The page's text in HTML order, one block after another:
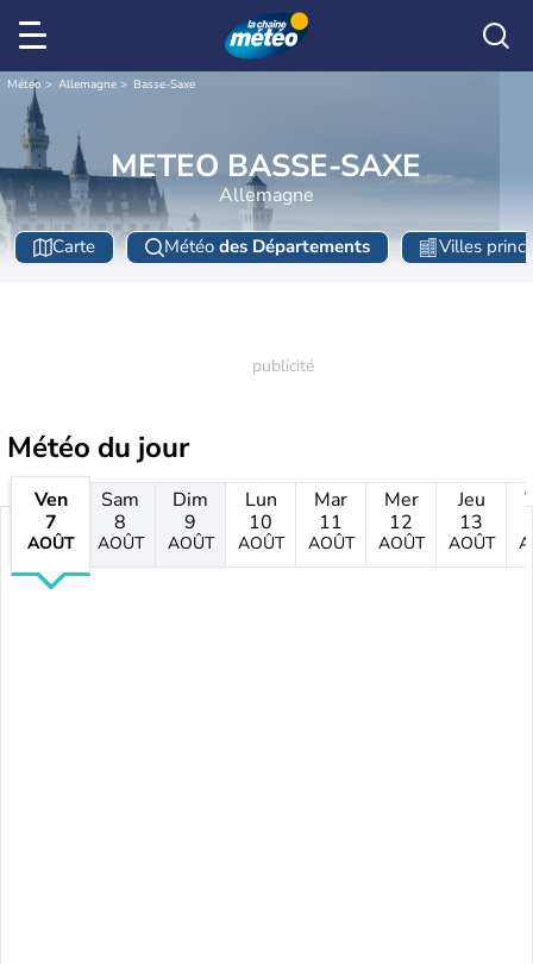
Météo Allemagne Basse-Saxe
METEO BASSE-SAXE
Allemagne
Carte Météo des Départements Villes
Météo du jour
Ven
7
AOÛT
Sam
8
AOÛT
Dim
9
AOÛT
Lun
10
AOÛT
Mar
11
AOÛT
Mer
12
AOÛT
Jeu
13
AOÛT